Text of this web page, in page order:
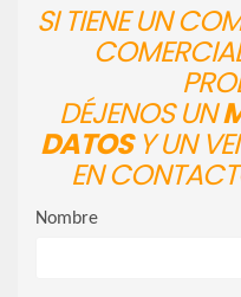
SI TIENE UN
DÉJENOS UN
DATOSY UN
EN
Nombre